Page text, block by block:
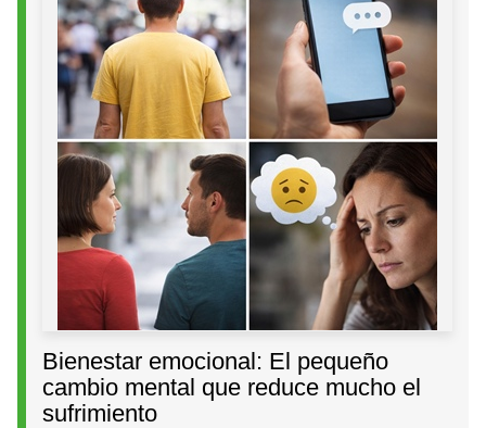
Bienestar emocional: El pequeño
cambio mental que reduce mucho el
sufrimiento